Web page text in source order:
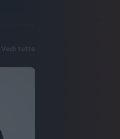
Vedi tutte